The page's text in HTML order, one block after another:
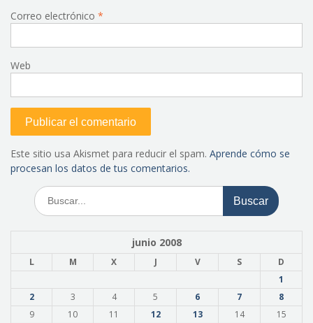
Correo electrónico *
Web
Este sitio usa Akismet para reducir el spam. Aprende cómo se
procesan los datos de tus comentarios.
Buscar:
junio 2008
L M X J V S
D
1
2
3 4 5 6 7
8
9
10 11 12 13 14
15